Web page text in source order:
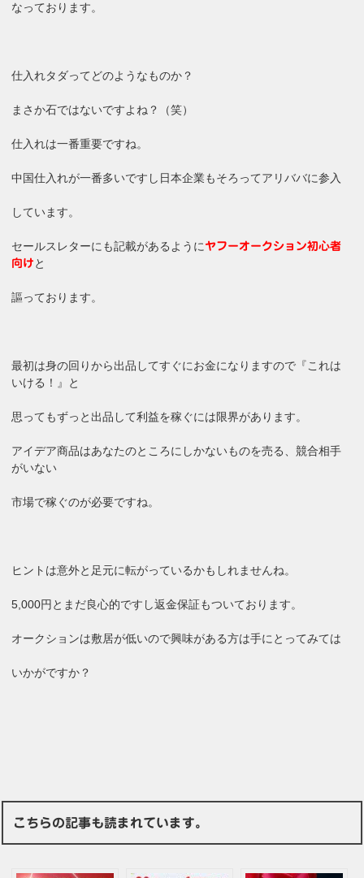
なっております。
仕入れタダってどのようなものか？
まさか石ではないですよね？（笑）
仕入れは一番重要ですね。
中国仕入れが一番多いですし日本企業もそろってアリババに参入
しています。
セールスレターにも記載があるように ヤフーオークション初心者
向け と
謳っております。
最初は身の回りから出品してすぐにお金になりますので『これは
いける！』と
思ってもずっと出品して利益を稼ぐには限界があります。
アイデア商品はあなたのところにしかないものを売る、競合相手
がいない
市場で稼ぐのが必要ですね。
ヒントは意外と足元に転がっているかもしれませんね。
5,000円とまだ良心的ですし返金保証もついております。
オークションは敷居が低いので興味がある方は手にとってみては
いかがですか？
こちらの記事も読まれています。